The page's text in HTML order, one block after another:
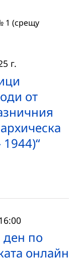
1 (срещу
от
г.
по
онлайн